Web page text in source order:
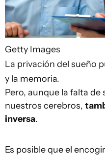
Getty Images
La privación del sueño
y la memoria.
Pero, aunque la falta
nuestros cerebros,
inversa.
Es posible que el